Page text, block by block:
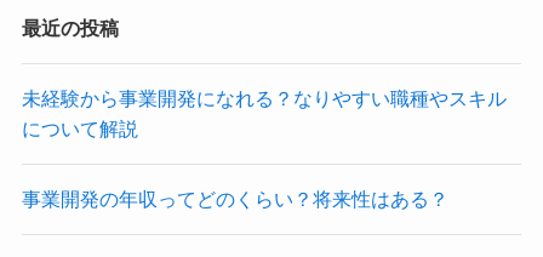
最近の投稿
未経験から事業開発になれる？なりやすい職種やスキル
について解説
事業開発の年収ってどのくらい？将来性はある？